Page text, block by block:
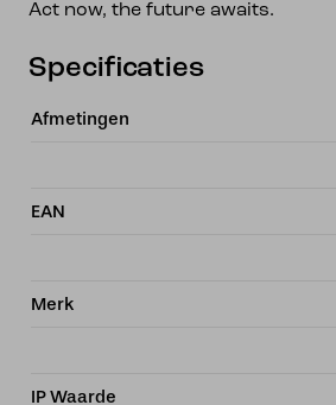
Act now, the future awaits.
Specificaties
Afmetingen
EAN
Merk
IP Waarde